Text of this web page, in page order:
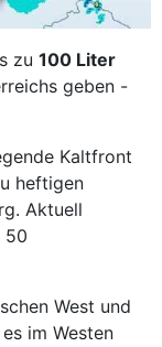
zu 100 Liter
geben -
Kaltfront
heftigen
Aktuell
50
West und
im Westen